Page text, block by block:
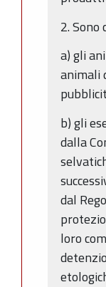
2.
a) gli
animali
b) gli
dalla
dal
loro